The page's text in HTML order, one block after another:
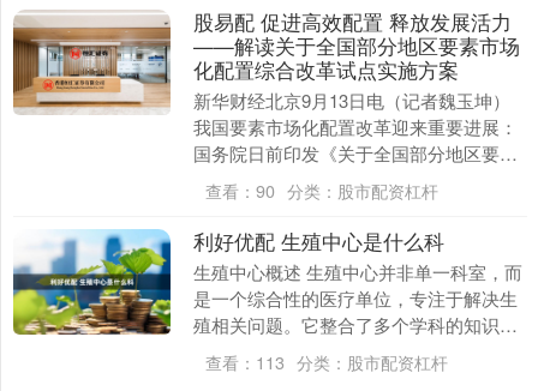
股易配 促进高效配置 释放发展活力
——解读关于全国部分地区要素市场
化配置综合改革试点实施方案
新华财经北京9月13日电（记者魏玉坤）
我国要素市场化配置改革迎来重要进展：
国务院日前印发《关于全国部分地区要素
市场化配置综合改革试点实施方案的批
复》，部署在10....
查看： 90 分类： 股市配资杠杆
利好优配 生殖中心是什么科
生殖中心概述 生殖中心并非单一科室，而
是一个综合性的医疗单位，专注于解决生
殖相关问题。它整合了多个学科的知识和
技术，为不孕不育夫妇提供全面的诊断和
治疗服务。据相....
查看： 113 分类： 股市配资杠杆